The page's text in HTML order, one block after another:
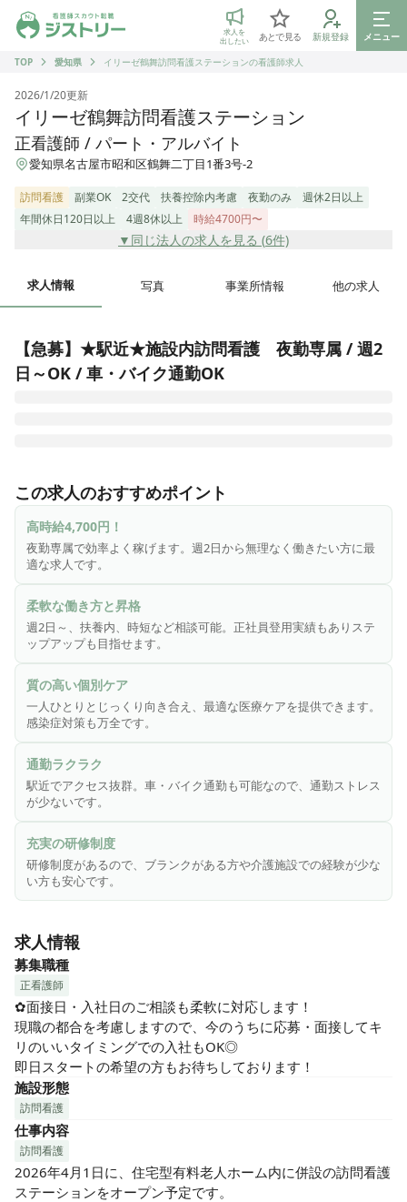
ジストリー 看護師の転職マッチング
求人を
出したい
あとで見る 新規登録
メニュー
TOP
愛知県 イリーゼ鶴舞訪問看護ステーションの看護師求人
2026/1/20更新
イリーゼ鶴舞訪問看護ステーション
正看護師 / パート・アルバイト
愛知県名古屋市昭和区鶴舞二丁目1番3号-2
訪問看護 副業OK 2交代 扶養控除内考慮 夜勤のみ
週休2日以上
年間休日120日以上
4週8休以上 時給4700円〜
▼同じ法人の求人を見る (6件)
求人情報 写真 事業所情報 他の求人
【急募】★駅近★施設内訪問看護　夜勤専属 / 週2
日～OK / 車・バイク通勤OK
のため、看護師を積極募集中！臨床経験を介護の現場で活か
し活躍できます。
≪「イリーゼ」の看護師の特長≫
★感染症対策(スタンダードプリコーション)や予防接種も実施
中です。
★一人一人とじっくり向き合うことができるので、その方に
合わせて最適な医療ケアを行うことができます。
ケガや病気の『治療』がメインになる病院とは違い、介護施
設では日常生活を送るために必要なケアとしての看護業務に
なります。
★扶養内、時短、平日限定等、働き方のご希望があればご相
談に応じます！
また、頑張りはしっかりと評価しています。
正社員登用の実績もあるので、ご家庭の事情等で今は正社員
で働くのが難しい…という方もゆくゆくはステップアップが
可能です！
この求人のおすすめポイント
高時給4,700円！
夜勤専属で効率よく稼げます。週2日から無理なく働きたい方に最
適な求人です。
柔軟な働き方と昇格
週2日～、扶養内、時短など相談可能。正社員登用実績もありステ
ップアップも目指せます。
質の高い個別ケア
一人ひとりとじっくり向き合え、最適な医療ケアを提供できます。
感染症対策も万全です。
通勤ラクラク
駅近でアクセス抜群。車・バイク通勤も可能なので、通勤ストレス
が少ないです。
充実の研修制度
研修制度があるので、ブランクがある方や介護施設での経験が少な
い方も安心です。
求人情報
募集職種
正看護師
✿面接日・入社日のご相談も柔軟に対応します！
現職の都合を考慮しますので、今のうちに応募・面接してキ
リのいいタイミングでの入社もOK◎
即日スタートの希望の方もお待ちしております！
施設形態
訪問看護
仕事内容
訪問看護
2026年4月1日に、住宅型有料老人ホーム内に併設の訪問看護
ステーションをオープン予定です。